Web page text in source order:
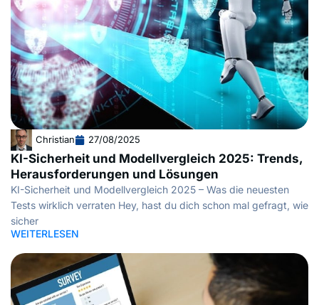
Christian 27/08/2025
KI-Sicherheit und Modellvergleich 2025: Trends,
Herausforderungen und Lösungen
KI-Sicherheit und Modellvergleich 2025 – Was die neuesten
Tests wirklich verraten Hey, hast du dich schon mal gefragt, wie
sicher
WEITERLESEN